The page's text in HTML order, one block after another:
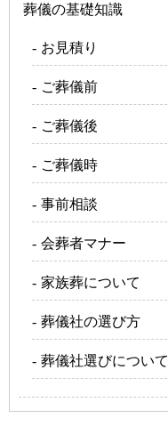
葬儀の基礎知識
お見積り
ご葬儀前
ご葬儀後
ご葬儀時
事前相談
会葬者マナー
家族葬について
葬儀社の選び方
葬儀社選びについて